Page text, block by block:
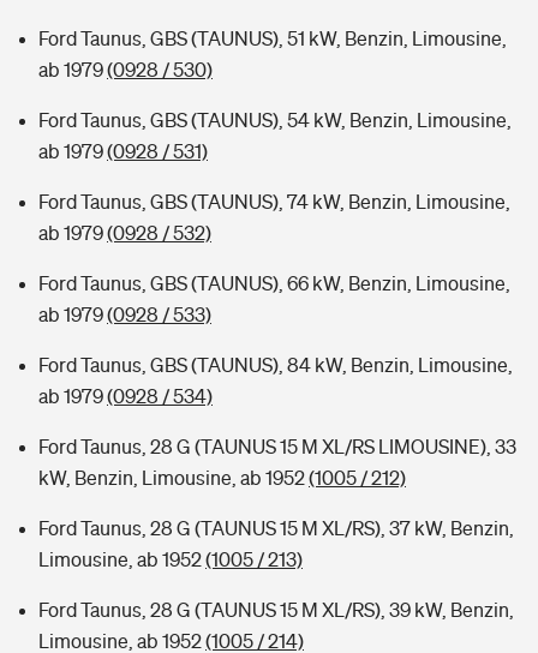
Ford Taunus, GBS (TAUNUS), 51 kW, Benzin, Limousine,
ab 1979(0928 / 530)
Ford Taunus, GBS (TAUNUS), 54 kW, Benzin, Limousine,
ab 1979(0928 / 531)
Ford Taunus, GBS (TAUNUS), 74 kW, Benzin, Limousine,
ab 1979(0928 / 532)
Ford Taunus, GBS (TAUNUS), 66 kW, Benzin, Limousine,
ab 1979(0928 / 533)
Ford Taunus, GBS (TAUNUS), 84 kW, Benzin, Limousine,
ab 1979(0928 / 534)
Ford Taunus, 28 G (TAUNUS 15 M XL/RS LIMOUSINE), 33
kW, Benzin, Limousine, ab 1952(1005 / 212)
Ford Taunus, 28 G (TAUNUS 15 M XL/RS), 37 kW, Benzin,
Limousine, ab 1952(1005 / 213)
Ford Taunus, 28 G (TAUNUS 15 M XL/RS), 39 kW, Benzin,
Limousine, ab 1952(1005 / 214)